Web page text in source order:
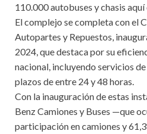
110.000 autobuses y chasis aquí
El complejo se completa con el
Autopartes y Repuestos,
2024, que destaca por su
nacional, incluyendo servicios
plazos de entre 24 y 48 horas.
Con la inauguración de estas
Benz Camiones y Buses —que
participación en camiones y